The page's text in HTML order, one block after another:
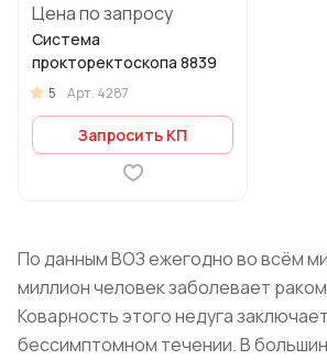
Цена по запросу
Система
прокторектоскопа 8839
5 Арт. 4287
Запросить КП
По данным ВОЗ ежегодно во всём
миллион человек заболевает
Коварность этого недуга
бессимптомном течении. В